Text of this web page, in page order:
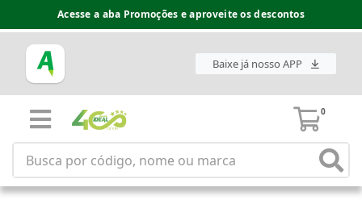
Acesse a aba Promoções e aproveite os descontos
Baixe já nosso APP
0